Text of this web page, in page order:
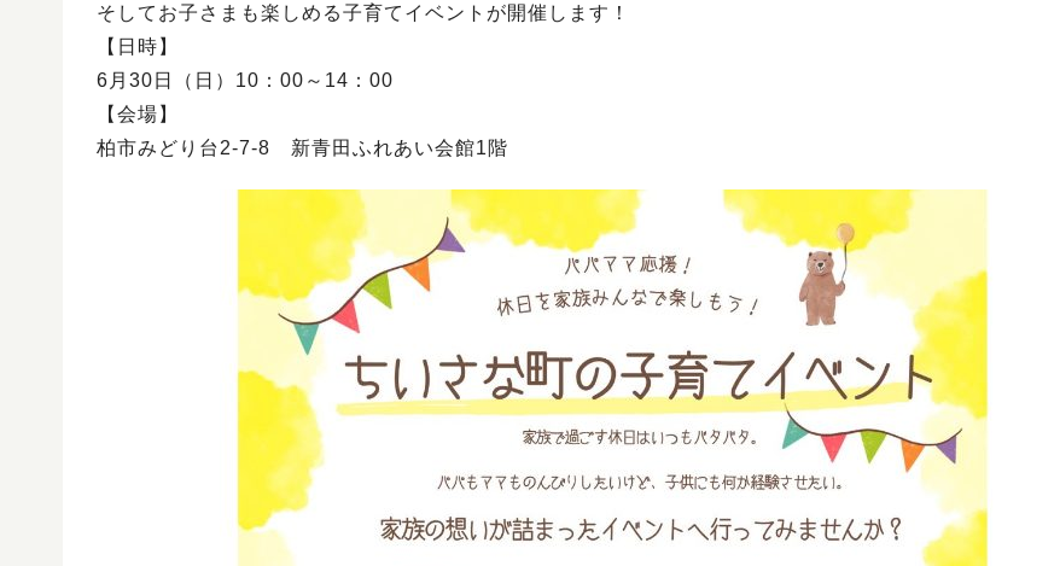
そしてお子さまも楽しめる子育てイベントが開催します！
【日時】
6月30日（日）10：00～14：00
【会場】
柏市みどり台2-7-8 新青田ふれあい会館1階